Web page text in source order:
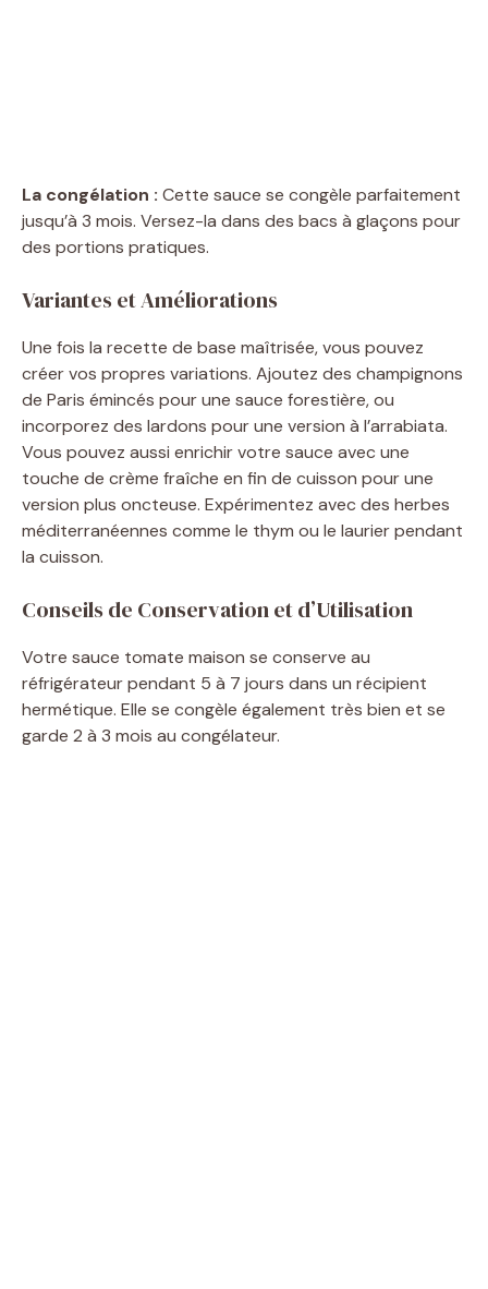
La congélation : Cette sauce se congèle parfaitement
jusqu’à 3 mois. Versez-la dans des bacs à glaçons pour
des portions pratiques.
Variantes et Améliorations
Une fois la recette de base maîtrisée, vous pouvez
créer vos propres variations. Ajoutez des champignons
de Paris émincés pour une sauce forestière, ou
incorporez des lardons pour une version à l’arrabiata.
Vous pouvez aussi enrichir votre sauce avec une
touche de crème fraîche en fin de cuisson pour une
version plus oncteuse. Expérimentez avec des herbes
méditerranéennes comme le thym ou le laurier pendant
la cuisson.
Conseils de Conservation et d’Utilisation
Votre sauce tomate maison se conserve au
réfrigérateur pendant 5 à 7 jours dans un récipient
hermétique. Elle se congèle également très bien et se
garde 2 à 3 mois au congélateur.